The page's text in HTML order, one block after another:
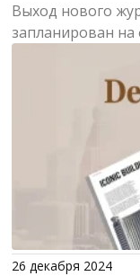
Выход нового
запланирован на
26 декабря 2024